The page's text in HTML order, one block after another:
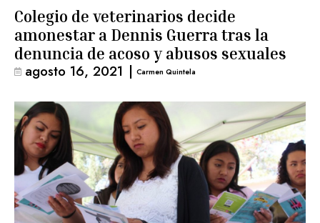
Colegio de veterinarios decide
amonestar a Dennis Guerra tras la
denuncia de acoso y abusos sexuales
agosto 16, 2021 | Carmen Quintela